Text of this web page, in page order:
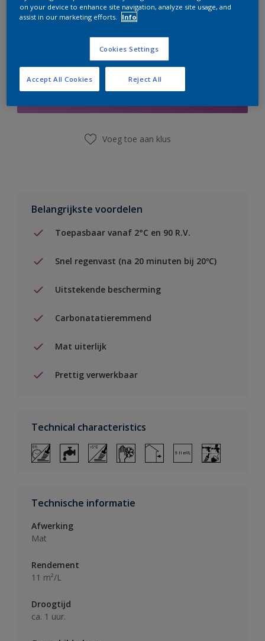
Boodschappenlijst
Voeg toe aan klus
Belangrijkste voordelen
Toepasbaar vanaf 2°C en 90 R.V.
Snel regenvast (na 20 minuten bij 20ºC)
Uitstekende bescherming
Carbonatatieremmend
Mat uiterlijk
Prettig verwerkbaar
Technical characteristics
Technische informatie
Afwerking
Mat
Rendement
11 m²/L
Droogtijd
ca. 1 uur.
on your device to enhance site navigation, analyze site usage, and
assist in our marketing efforts.
Info
Cookies Settings
Reject All
Accept All Cookies